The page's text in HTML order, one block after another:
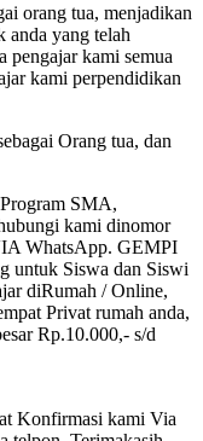
orang tua, menjadikan
anda yang telah
pengajar kami semua
kami perpendidikan
Orang tua, dan
SMA,
kami dinomor
WhatsApp. GEMPI
untuk Siswa dan Siswi
diRumah / Online,
Privat rumah anda,
Rp.10.000,- s/d
Konfirmasi kami Via